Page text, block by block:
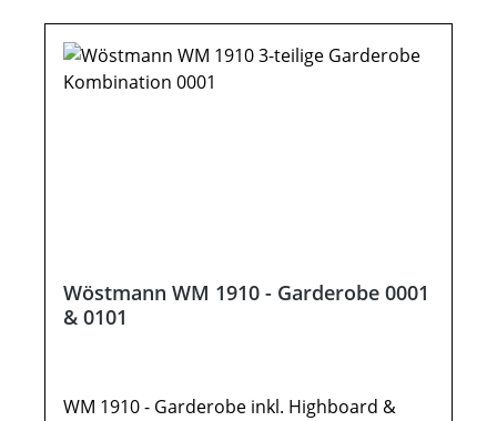
Wöstmann WM 1910 - Garderobe 0001
& 0101
WM 1910 - Garderobe inkl. Highboard &